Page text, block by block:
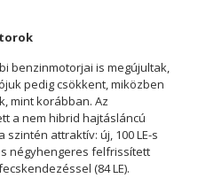
benzinmotorjai is megújultak,
pedig csökkent, miközben
mint korábban. Az
a nem hibrid hajtásláncú
attraktív: új, 100 LE-s
négyhengeres felfrissített
(84 LE).